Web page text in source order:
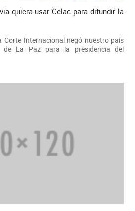
quiera usar Celac para difundir la
Corte Internacional negó nuestro país
de La Paz para la presidencia del